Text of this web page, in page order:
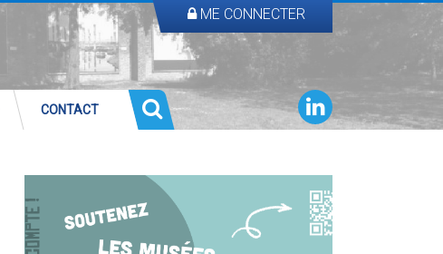
ME CONNECTER
CONTACT